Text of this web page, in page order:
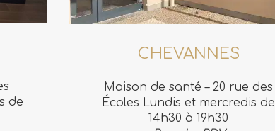
de
CHEVANNES
Maison de santé – 20 rue des
Écoles Lundis et mercredis de
14h30 à 19h30